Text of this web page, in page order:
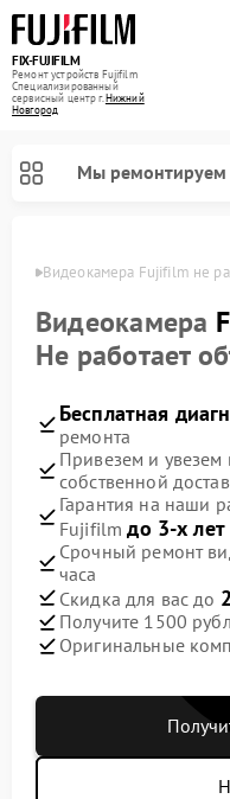
FIX-FUJIFILM
Ремонт устройств Fujifilm
Специализированный
cервисный центр г.Нижний
Новгород
Мы ремонтируем
Видеокамера Fujifilm не
Видеокамера
Не работает
Бесплатная
ремонта
Привезем и
собственной
Гарантия на наши
Fujifilmдо 3-х лет
Срочный ремонт
часа
Скидка для вас до
Получите 1500
Оригинальные